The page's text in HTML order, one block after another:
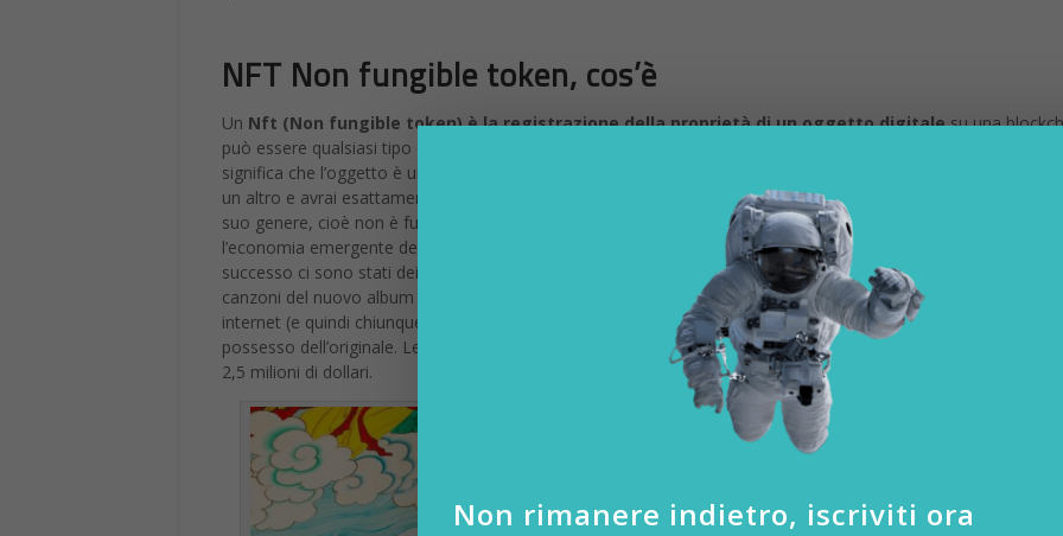
NFT Non fungible token, cos’è
Un Nft (Non fungible token),è la registrazione della proprietà di un oggetto digitalesu una
può essere qualsiasi tipo di media inclusi arte, video, musica, gif, giochi, testo e meme. La parte non fungibile
significa che l’oggetto è unico, rendendolo insostituibile. “Ad esempio, un
un altro e avrai esattamente la stessa cosa – spiega il sito The Verge – una carta
suo genere, cioè non è fungibile. In breve, gli Nft aiutano a dimostrare l’autenticità e la proprietà, alimentando
l’economia emergente degli oggetti da collezione digitali e dei beni virtuali”. Per questo fra gli Nft di maggiore
successo ci sono stati dei meme come quello di
, dei video di azioni di basket Nba e persino alcune
canzoni del nuovo album della band Kings of Leon. Anche se questi elementi sono disponibili gratuitamente
internet (e quindi chiunque può salvarli sul proprio computer), grazie alla nuova criptovaluta si può prendere
possesso dell’originale. Le spese più recenti sono milionarie: il primo tweet di Jack Dorsey è stato messo
2,5 milioni di dollari.
Non rimanere indietro, iscriviti ora